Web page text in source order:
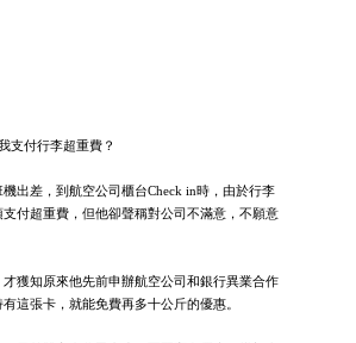
支付行李超重費？
出差，到航空公司櫃台Check in時，由於行李
付超重費，但他卻聲稱對公司不滿意，不願意
獲知原來他先前申辦航空公司和銀行異業合作
這張卡，就能免費再多十公斤的優惠。